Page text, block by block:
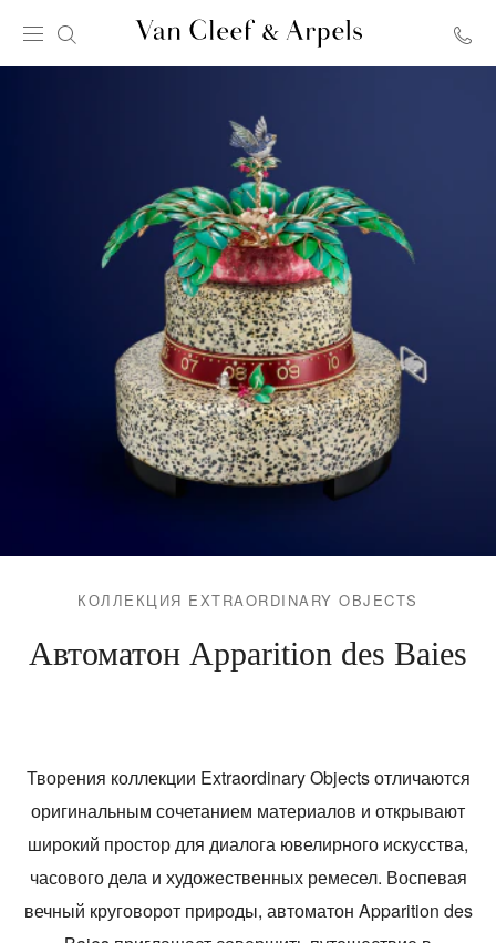
Главная
Van
Cleef
&
Arpels
АВТОМАТОН
-
КОЛЛЕКЦИЯ EXTRAORDINARY OBJECTS
Автоматон Apparition des Baies
Творения коллекции Extraordinary Objects отличаются
оригинальным сочетанием материалов и открывают
широкий простор для диалога ювелирного искусства,
часового дела и художественных ремесел. Воспевая
вечный круговорот природы, автоматон Apparition des